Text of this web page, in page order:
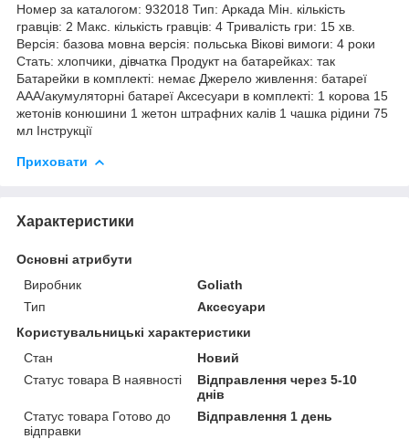
Номер за каталогом: 932018 Тип: Аркада Мін. кількість
гравців: 2 Макс. кількість гравців: 4 Тривалість гри: 15 хв.
Версія: базова мовна версія: польська Вікові вимоги: 4 роки
Стать: хлопчики, дівчатка Продукт на батарейках: так
Батарейки в комплекті: немає Джерело живлення: батареї
AAA/акумуляторні батареї Аксесуари в комплекті: 1 корова 15
жетонів конюшини 1 жетон штрафних калів 1 чашка рідини 75
мл Інструкції
Приховати
Характеристики
Основні атрибути
Виробник
Goliath
Тип
Аксесуари
Користувальницькі характеристики
Стан
Новий
Статус товара В наявності
Відправлення через 5-10
днів
Статус товара Готово до
відправки
Відправлення 1 день